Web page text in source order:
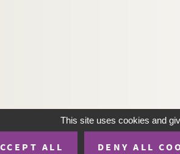
This site uses cookies and
ALL DENY ALL